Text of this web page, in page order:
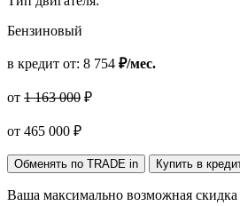
Бензиновый
в кредит от: 8 754 ₽/мес.
от 1 163 000 ₽
от 465 000 ₽
Обменять по TRADE in Купить в
Ваша максимально возможная скидка